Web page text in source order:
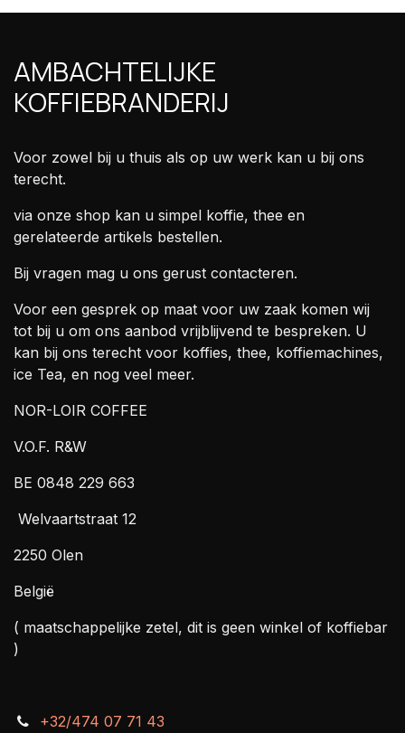
AMBACHTELIJKE
KOFFIEBRANDERIJ
Voor zowel bij u thuis als op uw werk kan u bij ons
terecht.
via onze shop kan u simpel koffie, thee en
gerelateerde artikels bestellen.
Bij vragen mag u ons gerust contacteren.
Voor een gesprek op maat voor uw zaak komen wij
tot bij u om ons aanbod vrijblijvend te bespreken. U
kan bij ons terecht voor koffies, thee, koffiemachines,
ice Tea, en nog veel meer.
NOR-LOIR COFFEE
V.O.F. R&W
BE 0848 229 663
Welvaartstraat 12
2250 Olen
België
( maatschappelijke zetel, dit is geen winkel of koffiebar
)
+32/474 07 71 43